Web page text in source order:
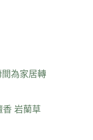
間為家居轉
香 岩蘭草